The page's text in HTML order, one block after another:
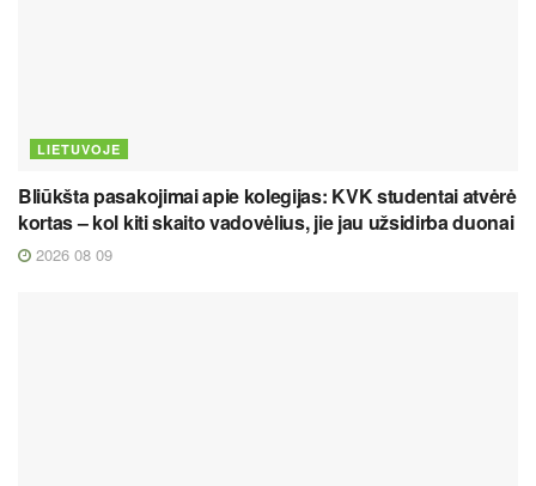
LIETUVOJE
Bliūkšta pasakojimai apie kolegijas: KVK studentai atvėrė
kortas – kol kiti skaito vadovėlius, jie jau užsidirba duonai
2026 08 09